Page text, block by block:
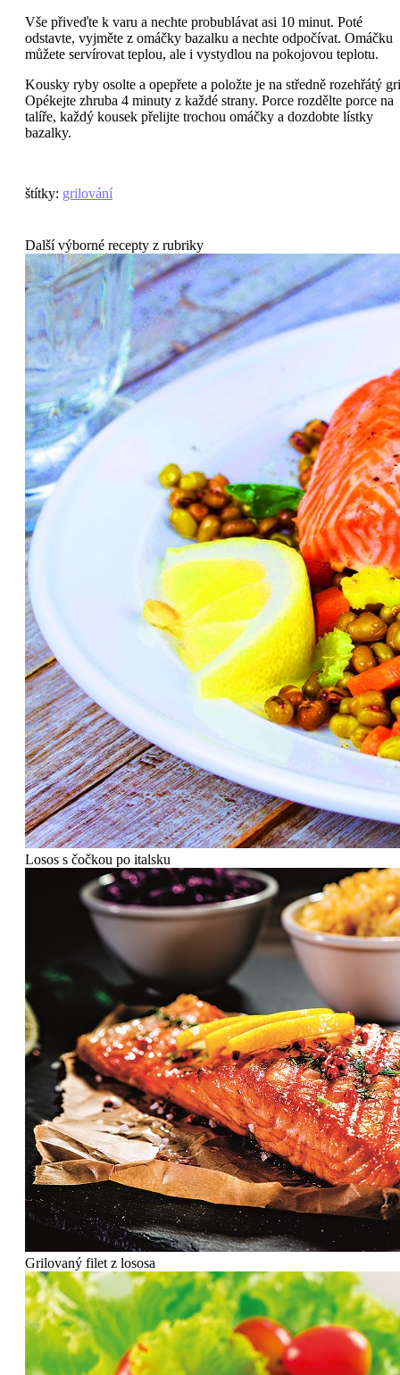
Vše přiveďte k varu a nechte probublávat asi 10 minut. Poté
odstavte, vyjměte z omáčky bazalku a nechte odpočívat. Omáčku
můžete servírovat teplou, ale i vystydlou na pokojovou teplotu.
Kousky ryby osolte a opepřete a položte je na středně rozehřátý
Opékejte zhruba 4 minuty z každé strany. Porce rozdělte porce na
talíře, každý kousek přelijte trochou omáčky a dozdobte lístky
bazalky.
štítky: grilování
Další výborné recepty z rubriky
Losos s čočkou po italsku
Grilovaný filet z lososa